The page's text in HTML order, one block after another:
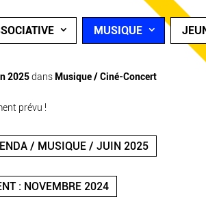
MUSIQUE
2025dans Musique / Ciné-Concert
prévu !
/ MUSIQUE / JUIN 2025
: NOVEMBRE 2024